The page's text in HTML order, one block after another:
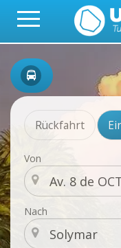
Rückfahrt
Von
Nach